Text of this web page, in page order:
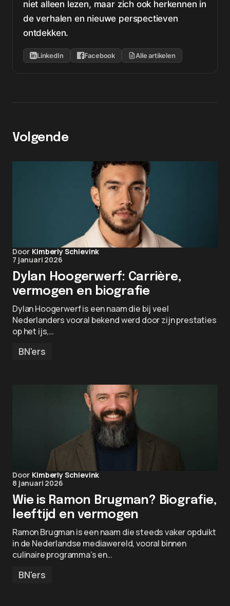
niet alleen lezen, maar zich ook herkennen in
de verhalen en nieuwe perspectieven
ontdekken.
LinkedIn Facebook Alle artikelen
Volgende
Door Kimberly Schievink
7 januari 2026
Dylan Hoogerwerf: Carrière,
vermogen en biografie
Dylan Hoogerwerf is een naam die bij veel
Nederlanders vooral bekend werd door zijn prestaties
op het ijs,…
BN'ers
Door Kimberly Schievink
8 januari 2026
Wie is Ramon Brugman? Biografie,
leeftijd en vermogen
Ramon Brugman is een naam die steeds vaker opduikt
in de Nederlandse mediawereld, vooral binnen
culinaire programma’s en…
BN'ers